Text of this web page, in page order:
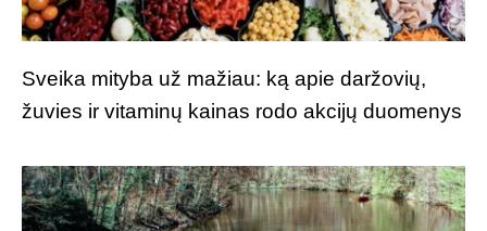
Sveika mityba už mažiau: ką apie daržovių,
žuvies ir vitaminų kainas rodo akcijų duomenys